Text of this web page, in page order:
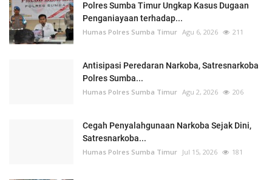
Polres Sumba Timur Ungkap Kasus Dugaan
Penganiayaan terhadap...
Humas Polres Sumba Timur Agu 6, 2026 211
Antisipasi Peredaran Narkoba, Satresnarkoba
Polres Sumba...
Humas Polres Sumba Timur Agu 2, 2026 206
Cegah Penyalahgunaan Narkoba Sejak Dini,
Satresnarkoba...
Humas Polres Sumba Timur Jul 15, 2026 181